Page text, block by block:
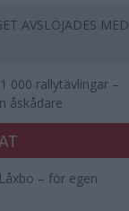
AVSLÖJADES MED
000 rallytävlingar –
åskådare
– för egen